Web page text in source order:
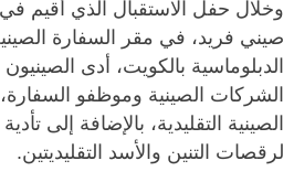
وخلال حفل الاستقبال الذي أقيم
صيني فريد، في مقر السفارة
الدبلوماسية بالكويت، أدى
الشركات الصينية وموظفو
الصينية التقليدية، بالإضافة إلى
لرقصات التنين والأسد التقليديتين.